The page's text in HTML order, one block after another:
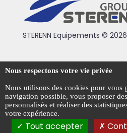
STERENN Equipements © 2026
Condiotions générales de
Mentions légales
Politique de confidentialité
Gestion des cookies
Nous respectons votre vie privée
Nous utilisons des cookies pour vous
navigation possible, vous proposer
personnalisés et réaliser des
votre expérience.
Tout accepter